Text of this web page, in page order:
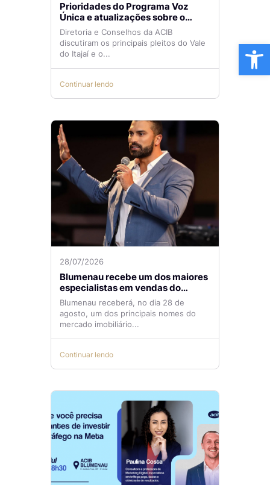
Prioridades do Programa Voz
Única e atualizações sobre o
Aeroporto de Navegantes são
temas de reunião na ACIB
Diretoria e Conselhos da ACIB
discutiram os principais pleitos do Vale
do Itajaí e o...
Continuar lendo
28/07/2026
Blumenau recebe um dos maiores
especialistas em vendas do
mercado imobiliário
Blumenau receberá, no dia 28 de
agosto, um dos principais nomes do
mercado imobiliário...
Continuar lendo